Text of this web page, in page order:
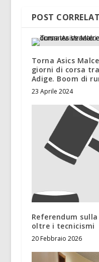
POST
Torna Asics
giorni di corsa
Adige. Boom di
23 Aprile 2024
Referendum
oltre i tecnicismi
20 Febbraio 2026